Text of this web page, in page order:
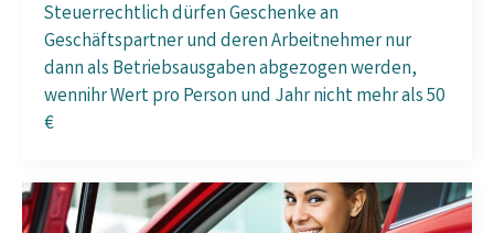
Steuerrechtlich dürfen Geschenke an
Geschäftspartner und deren Arbeitnehmer nur
dann als Betriebsausgaben abgezogen werden,
wennihr Wert pro Person und Jahr nicht mehr als 50
€